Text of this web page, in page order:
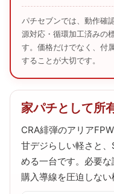
パチセブンでは、動作確
源対応・循環加工済みの
す。価格だけでなく、付
することが大切です。
家パチとして所
CRA緋弾のアリア
甘デジらしい軽さと
める一台です。必要な
購入導線を圧迫しない